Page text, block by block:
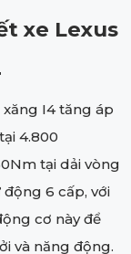
xe Lexus
I4 tăng áp
4.800
tại dải vòng
6 cấp, với
cơ này để
và năng động.